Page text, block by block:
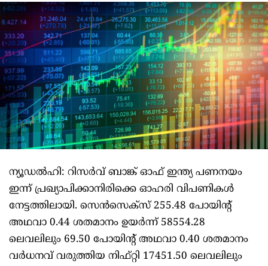
ന്യൂഡല്‍ഹി: റിസര്‍വ് ബാങ്ക് ഓഫ് ഇന്ത്യ പണനയം
ഇന്ന് പ്രഖ്യാപിക്കാനിരിക്കെ ഓഹരി വിപണികള്‍
നേട്ടത്തിലായി. സെന്‍സെക്‌സ് 255.48 പോയിന്റ്
അഥവാ 0.44 ശതമാനം ഉയര്‍ന്ന് 58554.28
ലെവലിലും 69.50 പോയിന്റ് അഥവാ 0.40 ശതമാനം
വര്‍ധനവ് വരുത്തിയ നിഫ്റ്റി 17451.50 ലെവലിലും